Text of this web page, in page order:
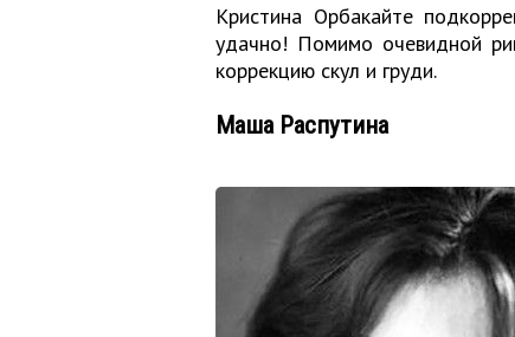
Кристина Орбакайте
удачно! Помимо очевидной
коррекцию скул и груди.
Маша Распутина